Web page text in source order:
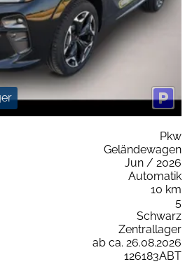
Pkw
Geländewagen
Jun / 2026
Automatik
10 km
5
Schwarz
Zentrallager
ab ca. 26.08.2026
126183ABT